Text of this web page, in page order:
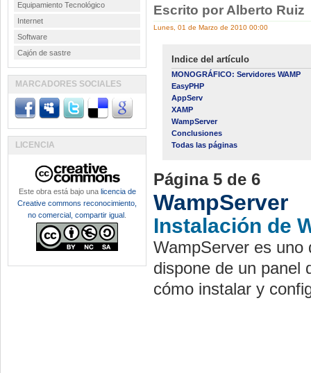
Escrito por Alberto Ruiz
Lunes, 01 de Marzo de 2010 00:00
Indice del artículo
MONOGRÁFICO: Servidores WAMP
EasyPHP
AppServ
XAMP
WampServer
Conclusiones
Todas las páginas
Página 5 de 6
WampServer
Instalación de
WampServer es uno
dispone de un panel
cómo instalar y
Equipamiento Tecnológico
Internet
Software
Cajón de sastre
MARCADORES SOCIALES
LICENCIA
Este obra está bajo una licencia de
Creative commons reconocimiento,
no comercial, compartir igual